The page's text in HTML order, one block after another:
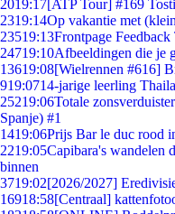
2019:17[ATP Tour] #169
2319:14Op vakantie met
23519:13Frontpage
24719:10Afbeeldingen die je
13619:08[Wielrennen #616]
919:0714-jarige leerling
25219:06Totale
Spanje) #1
1419:06Prijs Bar le duc rood
2219:05Capibara's wandelen
binnen
3719:02[2026/2027]
16918:58[Centraal]